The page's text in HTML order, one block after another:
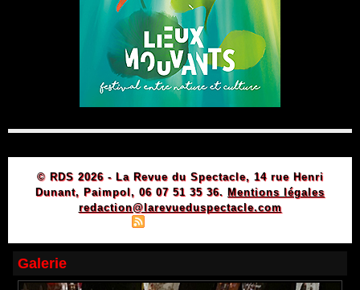
© RDS 2026 - La Revue du Spectacle, 14 rue Henri
Dunant, Paimpol, 06 07 51 35 36. Mentions légales
redaction@larevueduspectacle.com
Galerie